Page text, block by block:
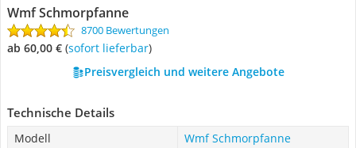
Wmf Schmorpfanne
8700 Bewertungen
ab 60,00 € ( Sofort lieferbar)
Preisvergleich und weitere Angebote
Technische Details
Modell
Wmf Schmorpfanne